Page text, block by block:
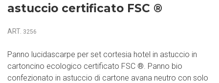
astuccio certificato FSC ®
ART. 3256
Panno lucidascarpe per set cortesia hotel in astuccio in
cartoncino ecologico certificato FSC ®. Panno bio
confezionato in astuccio di cartone avana neutro con solo